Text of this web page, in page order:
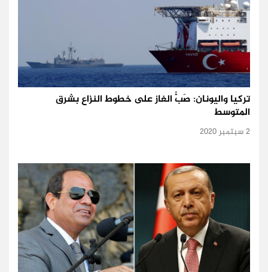
تركيا واليونان: صَبُّ الغاز على خطوط النزاع بشرق
المتوسط
2 سبتمبر 2020